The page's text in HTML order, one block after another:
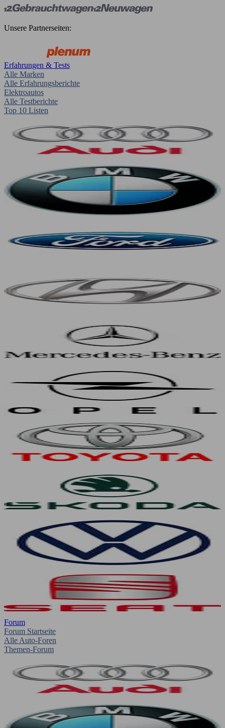
Unsere Partnerseiten:
Erfahrungen & Tests
Alle Marken
Alle Erfahrungsberichte
Elektroautos
Alle Testberichte
Top 10 Listen
Forum
Forum Startseite
Alle Auto-Foren
Themen-Forum